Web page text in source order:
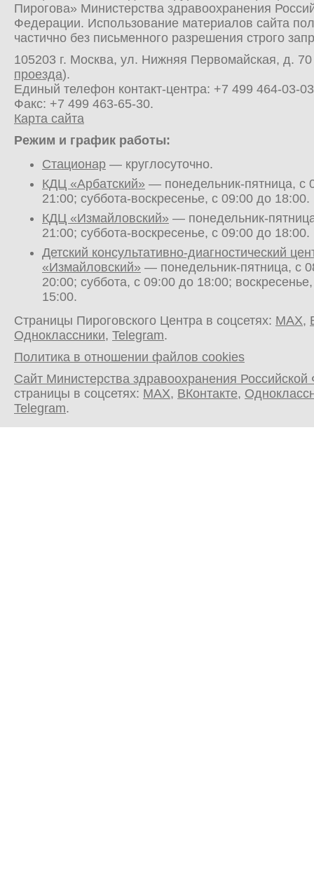
Пирогова» Министерства здравоохранения
Федерации. Использование материалов сайта
частично без письменного разрешения строго
105203 г. Москва, ул. Нижняя Первомайская, д.
проезда).
Единый телефон контакт-центра: +7 499 464-03-03
Факс: +7 499 463-65-30.
Карта сайта
Режим и график работы:
Стационар — круглосуточно.
КДЦ «Арбатский» — понедельник-пятница, с
21:00; суббота-воскресенье, с 09:00 до 18:00.
КДЦ «Измайловский» — понедельник-
21:00; суббота-воскресенье, с 09:00 до 18:00.
Детский консультативно-диагностический
«Измайловский» — понедельник-пятница, с
20:00; суббота, с 09:00 до 18:00;
15:00.
Страницы Пироговского Центра в соцсетях: MAX,
Одноклассники, Telegram.
Политика в отношении файлов cookies
Сайт Министерства здравоохранения
страницы в соцсетях: MAX, ВКонтакте,
Telegram.